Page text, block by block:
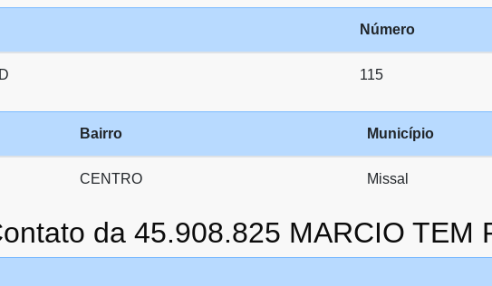
Número
115
Bairro Município
CENTRO Missal
da 45.908.825 MARCIO TEM